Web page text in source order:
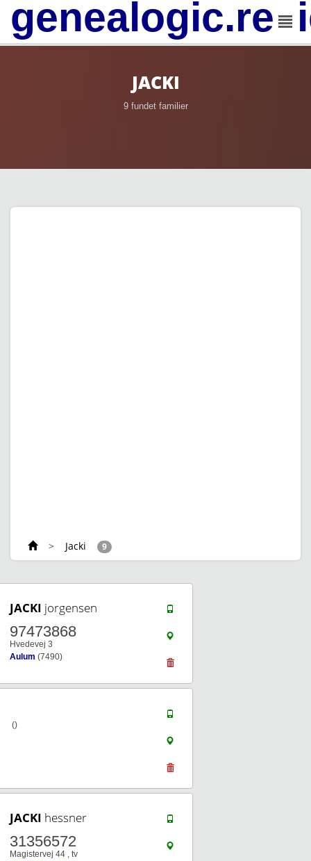
JACKI
9 fundet familier
> Jacki 9
JACKI jorgensen
97473868
Hvedevej 3
Aulum (7490)
()
JACKI hessner
31356572
Magistervej 44 , tv